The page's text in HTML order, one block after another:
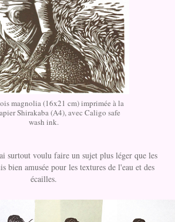
magnolia (16x21 cm) imprimée à la
Shirakaba (A4), avec Caligo safe
wash ink.
surtout voulu faire un sujet plus léger que les
bien amusée pour les textures de l'eau et des
écailles.